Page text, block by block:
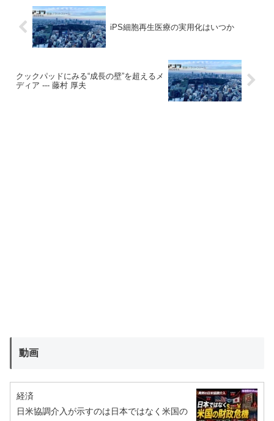
iPS細胞再生医療の実用化はいつか
クックパッドにみる“成長の壁”を超えるメ
ディア --- 藤村 厚夫
動画
経済
日米協調介入が示すのは日本ではなく米国の